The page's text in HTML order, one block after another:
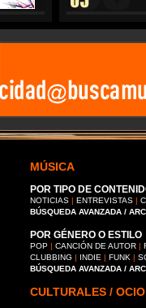
MÚSICA
POR TIPO DE
NOTICIAS | ENTREVISTAS |
BÚSQUEDA AVANZADA /
POR GÉNERO O ESTILO
POP | CANCIÓN DE AUTOR |
CLUBBING | INDIE | FUNK |
BÚSQUEDA AVANZADA /
CULTURALES / OCIO